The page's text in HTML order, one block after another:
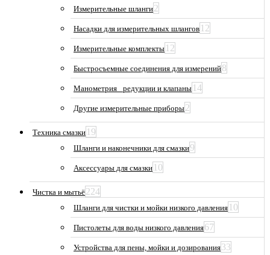
Измерительные шланги2
Насадки для измерительных шлангов 12
Измерительные комплекты 12
Быстросъемные соединения для измерений8
Манометрия_ редукции и клапаны 14
Другие измерительные приборы2
Техника смазки 19
Шланги и наконечники для смазки9
Аксессуары для смазки 10
Чистка и мытьё224
Шланги для чистки и мойки низкого давления 10
Пистолеты для воды низкого давления67
Устройства для пены, мойки и дозирования33